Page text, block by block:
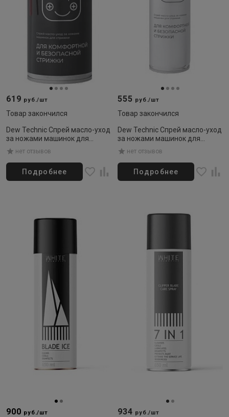
619 руб./шт
Товар закончился
Dew Technic Спрей масло-уход
за ножами машинок для
стрижки 520мл
нет отзывов
Подробнее
555 руб./шт
Товар закончился
Dew Technic Спрей масло-уход
за ножами машинок для
стрижки 400 мл
нет отзывов
Подробнее
900 руб./шт 934 руб./шт